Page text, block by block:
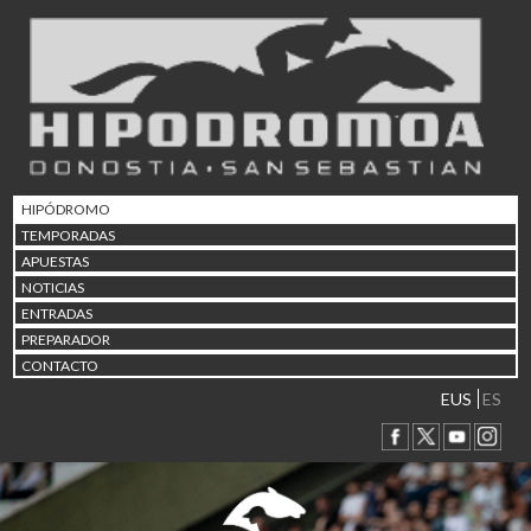
HIPÓDROMO
TEMPORADAS
APUESTAS
NOTICIAS
ENTRADAS
PREPARADOR
CONTACTO
EUS ES
02/08 17:30 Abuztuaren 2a / 2 de
Abuztuaren 9a / 9 de
12/08 12:24 Abuztaren 12a / 12 de
15/08 17:05 Abuztuaren 15a / 15 de
23/08 17:30 Abuztuaren 23a / 23 de
30/08 17:30 Abuztuaren 30a / 30 de
02/09 11:15
06/09 17:30 Irailaren 6a / 6 de
Irailaren 13a / 13 de
30/09 11:30 Irailaren 30a / 30 de